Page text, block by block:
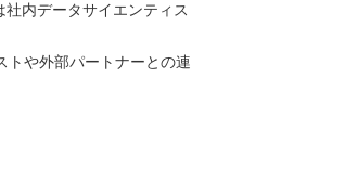
内データサイエンティス
や外部パートナーとの連